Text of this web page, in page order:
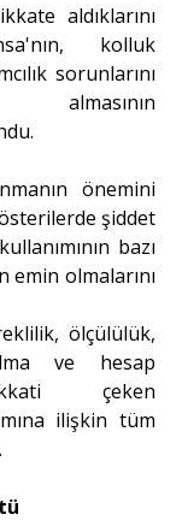
aldıklarını
kolluk
sorunlarını
önemini
şiddet
bazı
emin olmalarını
ölçülülük,
ve hesap
çeken
ilişkin tüm